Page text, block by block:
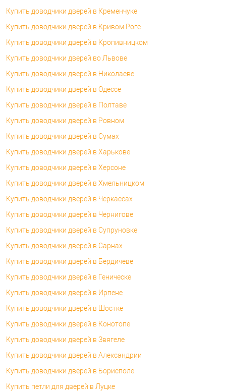
Купить доводчики дверей в Кременчуке
Купить доводчики дверей в Кривом Роге
Купить доводчики дверей в Кропивницком
Купить доводчики дверей во Львове
Купить доводчики дверей в Николаеве
Купить доводчики дверей в Одессе
Купить доводчики дверей в Полтаве
Купить доводчики дверей в Ровном
Купить доводчики дверей в Сумах
Купить доводчики дверей в Харькове
Купить доводчики дверей в Херсоне
Купить доводчики дверей в Хмельницком
Купить доводчики дверей в Черкассах
Купить доводчики дверей в Чернигове
Купить доводчики дверей в Супруновке
Купить доводчики дверей в Сарнах
Купить доводчики дверей в Бердичеве
Купить доводчики дверей в Геническе
Купить доводчики дверей в Ирпене
Купить доводчики дверей в Шостке
Купить доводчики дверей в Конотопе
Купить доводчики дверей в Звягеле
Купить доводчики дверей в Александрии
Купить доводчики дверей в Борисполе
Купить петли для дверей в Луцке